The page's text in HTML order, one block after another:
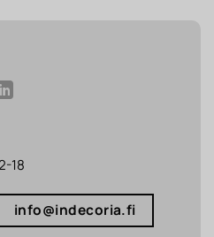
18
info@indecoria.fi